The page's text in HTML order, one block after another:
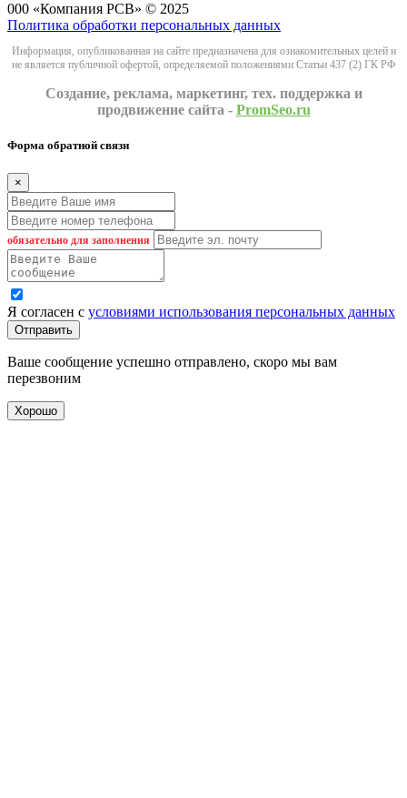
000 «Компания РСВ» © 2025
Политика обработки персональных данных
Информация, опубликованная на сайте предназначена для ознакомительных целей и
не является публичной офертой, определяемой положениями Статьи 437 (2) ГК РФ
Создание, реклама, маркетинг, тех. поддержка и
продвижение сайта - PromSeo.ru
Форма обратной связи
×
обязательно для заполнения
Я согласен с условиями использования персональных данных
Отправить
Ваше сообщение успешно отправлено, скоро мы вам
перезвоним
Хорошо